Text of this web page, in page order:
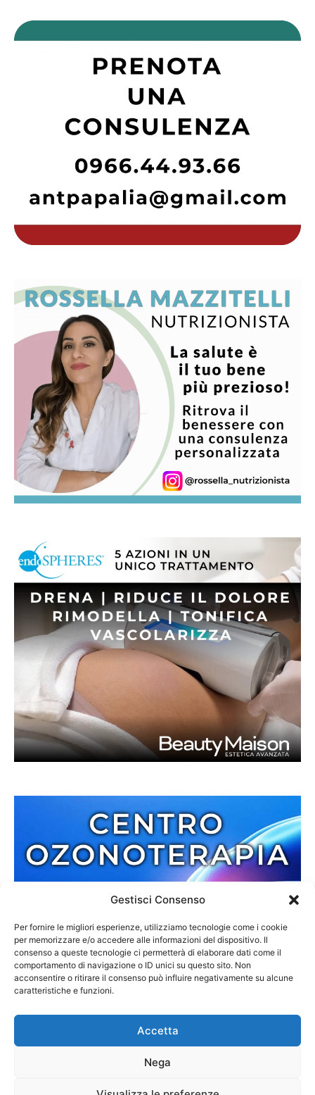
Gestisci Consenso
Per fornire le migliori esperienze, utilizziamo tecnologie come i cookie
per memorizzare e/o accedere alle informazioni del dispositivo. Il
consenso a queste tecnologie ci permetterà di elaborare dati come il
comportamento di navigazione o ID unici su questo sito. Non
acconsentire o ritirare il consenso può influire negativamente su alcune
caratteristiche e funzioni.
Accetta
Nega
Contatti Cookie Policy Privacy Policy